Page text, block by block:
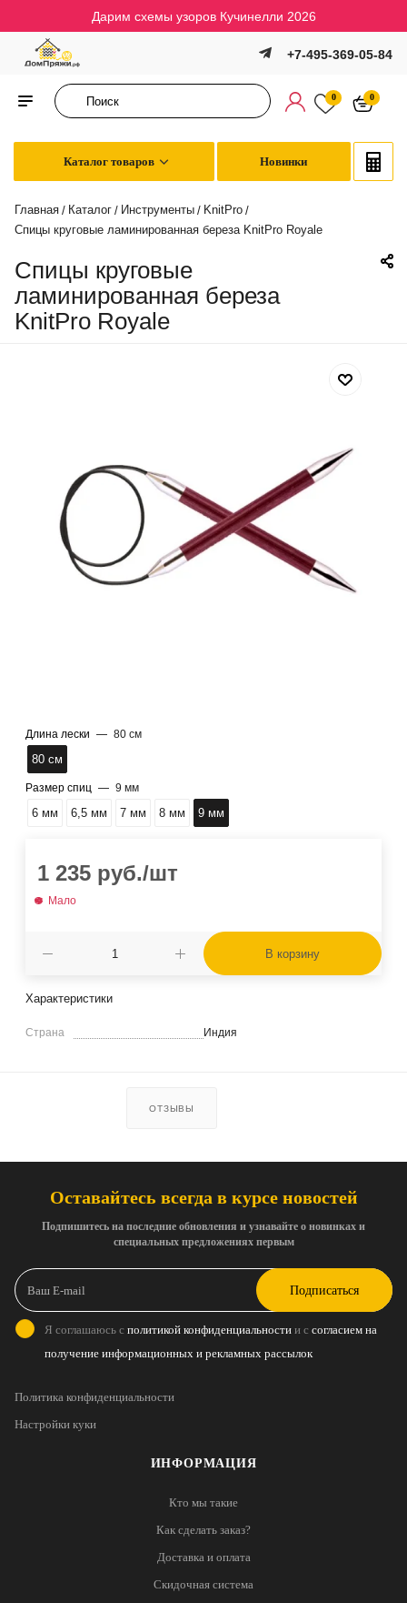
Дарим схемы узоров Кучинелли 2026
+7-495-369-05-84
0 0
Каталог товаров Новинки
Главная / Каталог / Инструменты / KnitPro /
Спицы круговые ламинированная береза KnitPro Royale
Спицы круговые
ламинированная береза
KnitPro Royale
Длина лески — 80 см
80 см
Размер спиц — 9 мм
6 мм 6,5 мм 7 мм 8 мм 9 мм
1 235 руб./шт
Мало
В корзину
Характеристики
Страна Индия
ОТЗЫВЫ
ИНФОРМАЦИЯ
Кто мы такие
Как сделать заказ?
Доставка и оплата
Скидочная система
Оставайтесь всегда в курсе новостей
Подпишитесь на последние обновления и узнавайте о новинках и
специальных предложениях первым
Подписаться
Я соглашаюсь с политикой конфиденциальности и с согласием на
получение информационных и рекламных рассылок
Политика конфиденциальности
Настройки куки